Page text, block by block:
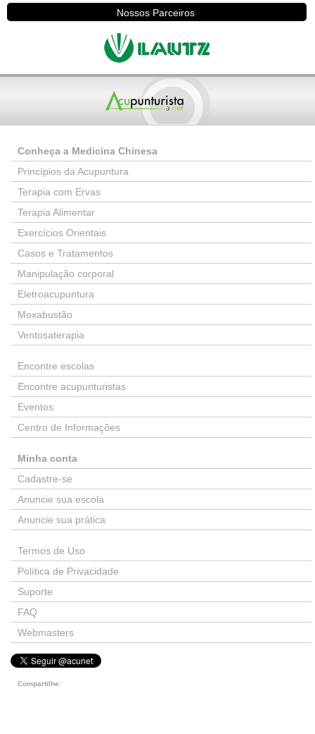
Nossos Parceiros
Conheça a Medicina Chinesa
Princípios da Acupuntura
Terapia com Ervas
Terapia Alimentar
Exercícios Orientais
Casos e Tratamentos
Manipulação corporal
Eletroacupuntura
Moxabustão
Ventosaterapia
Encontre escolas
Encontre acupunturistas
Eventos
Centro de Informações
Minha conta
Cadastre-se
Anuncie sua escola
Anuncie sua prática
Termos de Uso
Política de Privacidade
Suporte
FAQ
Webmasters
Compartilhe: